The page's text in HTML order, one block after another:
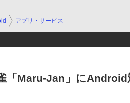
アプリ・サービス
「Maru-Jan」にAndroid